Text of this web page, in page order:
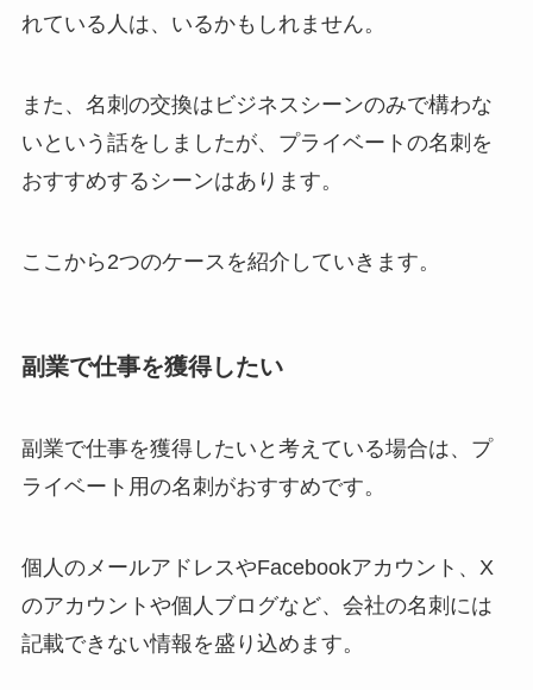
れている人は、いるかもしれません。
また、名刺の交換はビジネスシーンのみで構わな
いという話をしましたが、プライベートの名刺を
おすすめするシーンはあります。
ここから2つのケースを紹介していきます。
副業で仕事を獲得したい
副業で仕事を獲得したいと考えている場合は、プ
ライベート用の名刺がおすすめです。
個人のメールアドレスやFacebookアカウント、X
のアカウントや個人ブログなど、会社の名刺には
記載できない情報を盛り込めます。